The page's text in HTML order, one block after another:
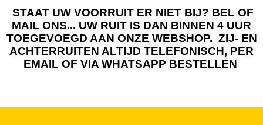
STAAT UW VOORRUIT ER NIET BIJ? BEL OF
MAIL ONS... UW RUIT IS DAN BINNEN 4 UUR
TOEGEVOEGD AAN ONZE WEBSHOP. ZIJ- EN
ACHTERRUITEN ALTIJD TELEFONISCH, PER
EMAIL OF VIA WHATSAPP BESTELLEN